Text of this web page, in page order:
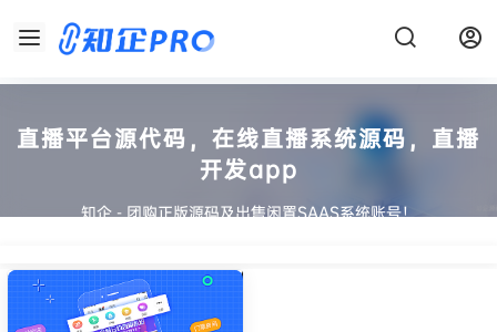
直播平台源代码，在线直播系统源码，直播
开发app
知企 - 团购正版源码及出售闲置SAAS系统账号！